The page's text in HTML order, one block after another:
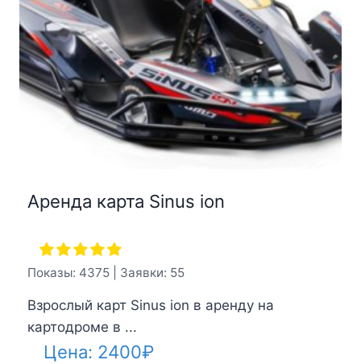
Аренда карта Sinus ion
Показы: 4375 | Заявки: 55
Взрослый карт Sinus ion в аренду на
картодроме в ...
Цена: 2400₽